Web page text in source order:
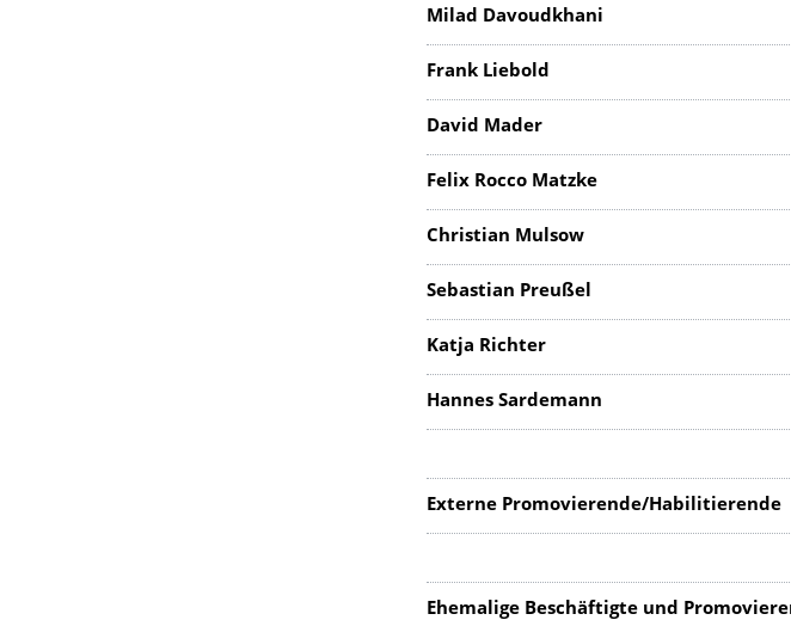
Milad Davoudkhani
Frank Liebold
David Mader
Felix Rocco Matzke
Christian Mulsow
Sebastian Preußel
Katja Richter
Hannes Sardemann
Externe Promovierende/Habilitierende
Ehemalige Beschäftigte und